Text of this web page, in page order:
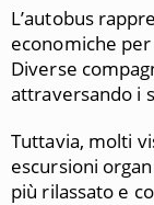
L’autobus
economiche
Diverse
attraversando i
Tuttavia, molti
escursioni
più rilassato e